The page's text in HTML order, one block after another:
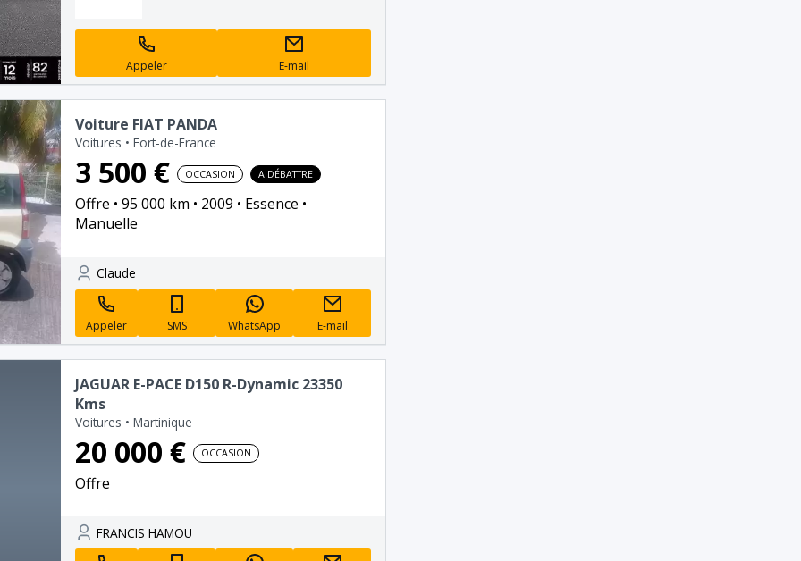
Appeler E-mail
Voiture FIAT PANDA
Voitures • Fort-de-France
3 500 € OCCASION A DÉBATTRE
Offre 95 000 km 2009
Essence
Manuelle
Claude
Appeler SMS WhatsApp E-mail
JAGUAR E-PACE D150 R-Dynamic 23350
Kms
Voitures • Martinique
20 000 € OCCASION
Offre
FRANCIS HAMOU